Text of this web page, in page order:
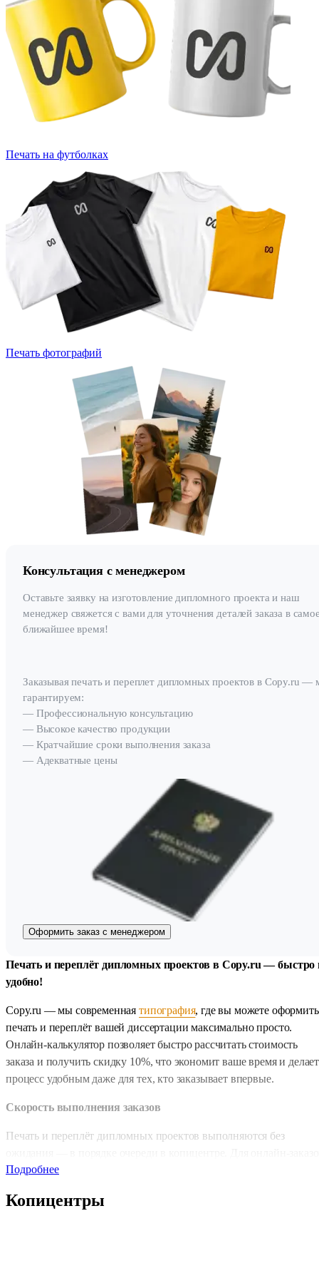
Печать на футболках
Печать фотографий
Консультация с менеджером
Оставьте заявку на изготовление дипломного проекта и наш
менеджер свяжется с вами для уточнения деталей заказа в
ближайшее время!
Заказывая печать и переплет дипломных проектов в Copy.ru —
гарантируем:
— Профессиональную консультацию
— Высокое качество продукции
— Кратчайшие сроки выполнения заказа
— Адекватные цены
Оформить заказ с менеджером
Печать и переплёт дипломных проектов в Copy.ru — быстро
удобно!
Copy.ru — мы современная типография, где вы можете оформить
печать и переплёт вашей диссертации максимально просто.
Онлайн-калькулятор позволяет быстро рассчитать стоимость
заказа и получить скидку 10%, что экономит ваше время и делает
процесс удобным даже для тех, кто заказывает впервые.
Скорость выполнения заказов
Печать и переплёт дипломных проектов выполняются без
доступны два варианта: обычная срочность — 1 день и срочная
проект к защите в короткие сроки, не переживая о задержках.
Подробнее
Копицентры